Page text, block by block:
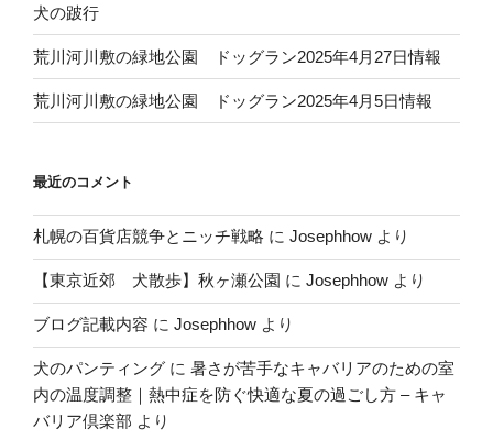
犬の跛行
荒川河川敷の緑地公園 ドッグラン2025年4月27日情報
荒川河川敷の緑地公園 ドッグラン2025年4月5日情報
最近のコメント
札幌の百貨店競争とニッチ戦略 に Josephhow より
【東京近郊 犬散歩】秋ヶ瀬公園 に Josephhow より
ブログ記載内容 に Josephhow より
犬のパンティング に 暑さが苦手なキャバリアのための室
内の温度調整｜熱中症を防ぐ快適な夏の過ごし方 – キャ
バリア倶楽部 より